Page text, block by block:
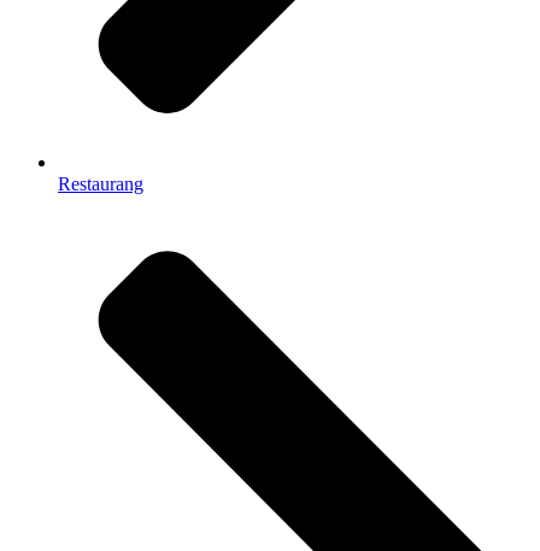
Restaurang